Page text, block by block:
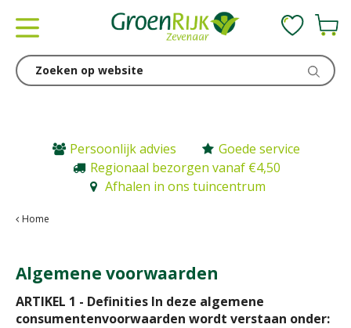
Persoonlijk advies
Goede service
Regionaal bezorgen vanaf €4,50
Afhalen in ons tuincentrum
Home
Algemene voorwaarden
ARTIKEL 1 - Definities In deze algemene
consumentenvoorwaarden wordt verstaan onder: